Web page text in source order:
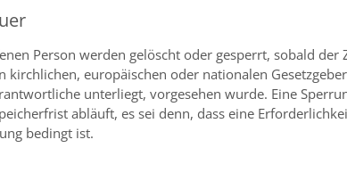
Person werden gelöscht oder gesperrt, sobald
kirchlichen, europäischen oder nationalen
unterliegt, vorgesehen wurde. Eine
abläuft, es sei denn, dass eine
bedingt ist.